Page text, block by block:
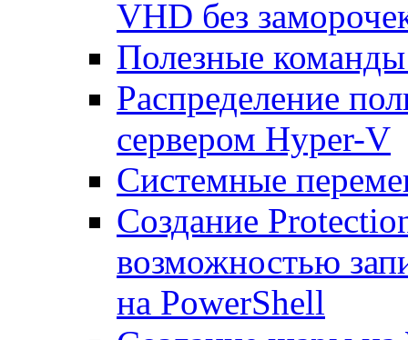
VHD без
Полезные
Распределение
сервером Hyper-V
Системные
Создание
возможностью
на PowerShell